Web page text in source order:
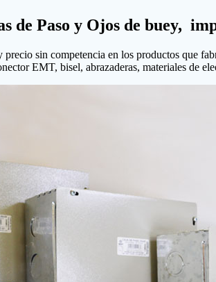
de Paso y Ojos de buey,
sin competencia en los productos que
EMT, bisel, abrazaderas, materiales de